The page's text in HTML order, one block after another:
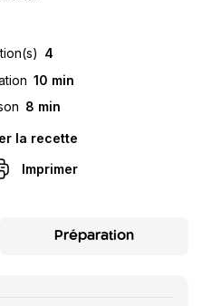
4
10 min
8 min
la recette
Imprimer
Préparation